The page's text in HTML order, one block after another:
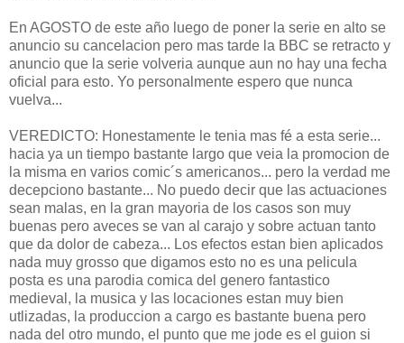
En AGOSTO de este año luego de poner la serie en alto se
anuncio su cancelacion pero mas tarde la BBC se retracto y
anuncio que la serie volveria aunque aun no hay una fecha
oficial para esto. Yo personalmente espero que nunca
vuelva...
VEREDICTO: Honestamente le tenia mas fé a esta serie...
hacia ya un tiempo bastante largo que veia la promocion de
la misma en varios comic´s americanos... pero la verdad me
decepciono bastante... No puedo decir que las actuaciones
sean malas, en la gran mayoria de los casos son muy
buenas pero aveces se van al carajo y sobre actuan tanto
que da dolor de cabeza... Los efectos estan bien aplicados
nada muy grosso que digamos esto no es una pelicula
posta es una parodia comica del genero fantastico
medieval, la musica y las locaciones estan muy bien
utlizadas, la produccion a cargo es bastante buena pero
nada del otro mundo, el punto que me jode es el guion si